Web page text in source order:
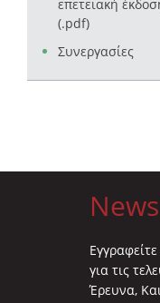
επετειακή
(.pdf)
Συνεργασίες
για τις
Έρευνα,